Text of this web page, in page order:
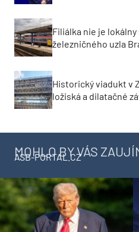
Filiálka nie je
železničného uzla
Historický viadukt v
ložiská a dilatačné
MOHLO BY VÁS
ASB-PORTAL.CZ